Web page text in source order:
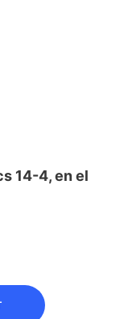
14-4, en el